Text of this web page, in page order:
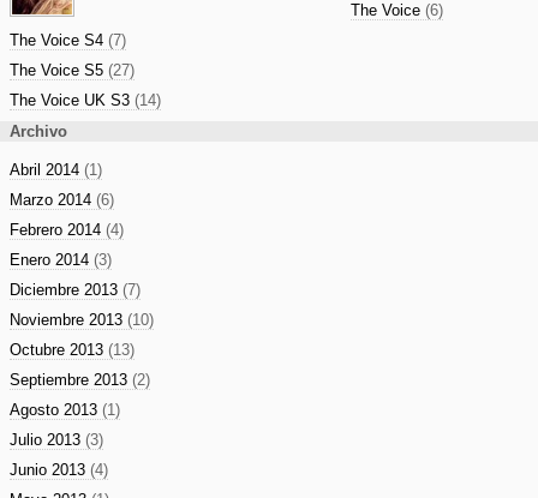
The Voice (6)
The Voice S4 (7)
The Voice S5 (27)
The Voice UK S3 (14)
Archivo
Abril 2014 (1)
Marzo 2014 (6)
Febrero 2014 (4)
Enero 2014 (3)
Diciembre 2013 (7)
Noviembre 2013 (10)
Octubre 2013 (13)
Septiembre 2013 (2)
Agosto 2013 (1)
Julio 2013 (3)
Junio 2013 (4)